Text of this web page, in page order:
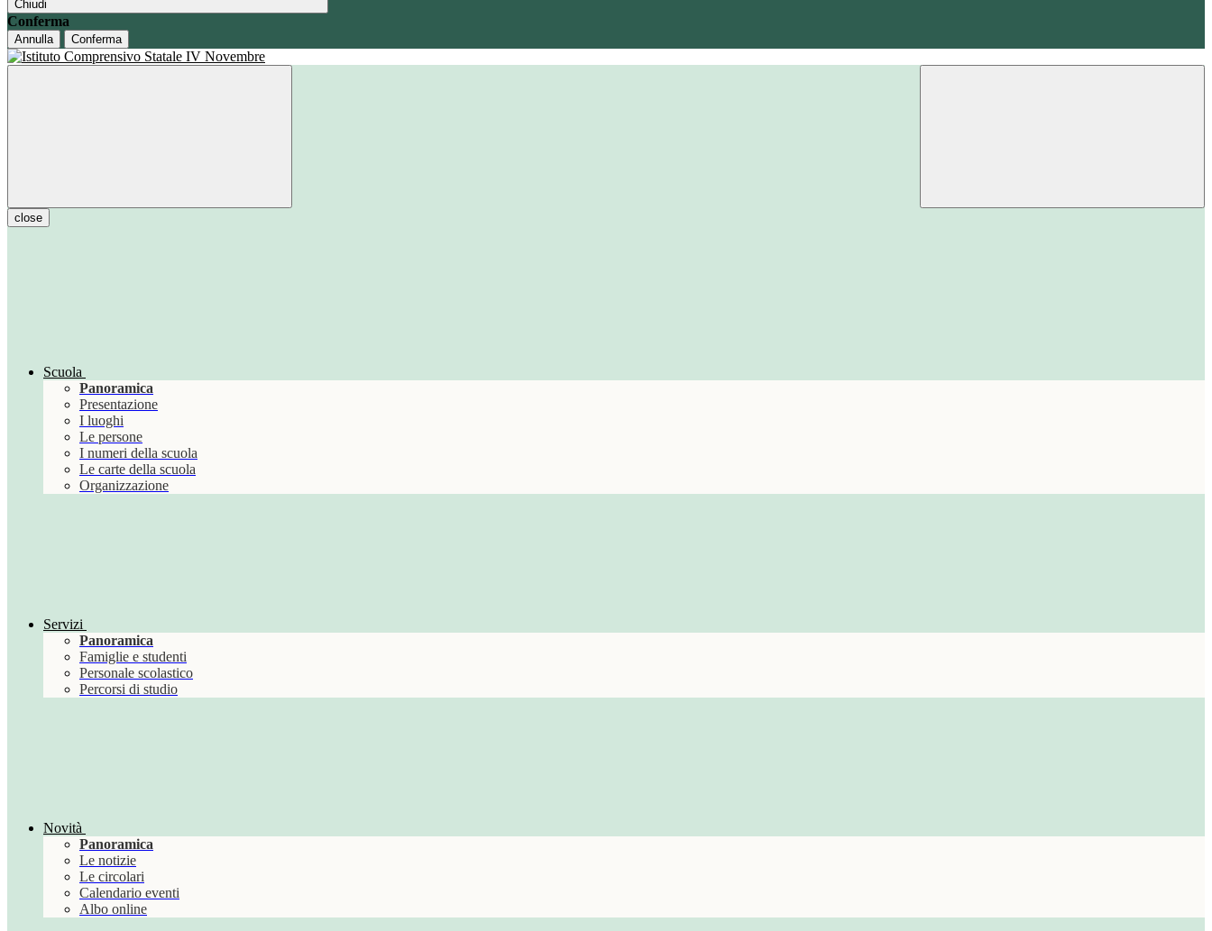
Chiudi
Conferma
Annulla Conferma
close
Scuola
Panoramica
Presentazione
I luoghi
Le persone
I numeri della scuola
Le carte della scuola
Organizzazione
Servizi
Panoramica
Famiglie e studenti
Personale scolastico
Percorsi di studio
Novità
Panoramica
Le notizie
Le circolari
Calendario eventi
Albo online